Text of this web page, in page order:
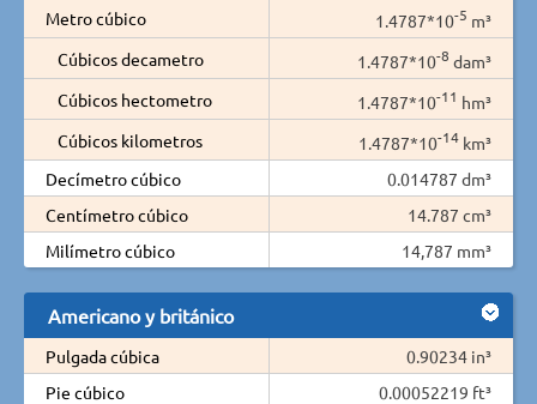
Metro cúbico
1.4787*10-5 m³
Cúbicos decametro
1.4787*10-8 dam³
Cúbicos hectometro
1.4787*10-11 hm³
Cúbicos kilometros
1.4787*10-14 km³
Decímetro cúbico
0.014787 dm³
Centímetro cúbico
14.787 cm³
Milímetro cúbico
14,787 mm³
Americano y británico
Pulgada cúbica
0.90234 in³
Pie cúbico
0.00052219 ft³